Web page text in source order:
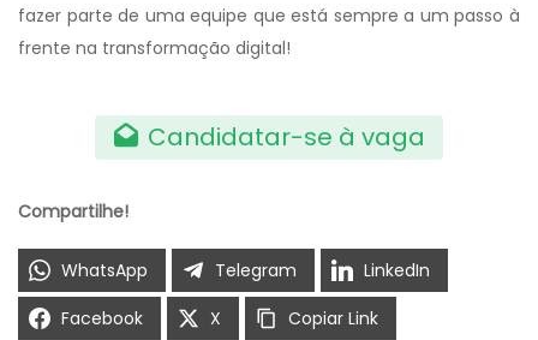
fazer parte de uma equipe que está sempre a um passo à
frente na transformação digital!
Candidatar-se à vaga
Compartilhe!
WhatsApp Telegram
LinkedIn
Facebook
X Copiar Link